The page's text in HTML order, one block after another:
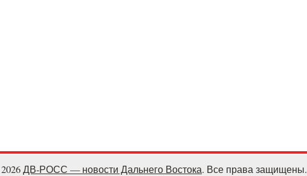
ДВ-РОСС — новости Дальнего Востока. Все права защищены.